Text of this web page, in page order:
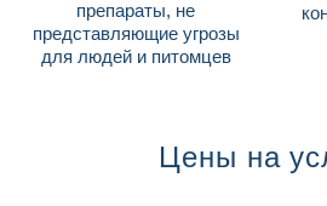
препараты, не
представляющие угрозы
для людей и питомцев
Цены на